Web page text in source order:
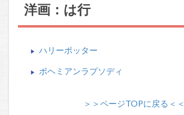
洋画：は行
ハリーポッター
ボヘミアンラプソディ
＞＞ページTOPに戻る＜＜